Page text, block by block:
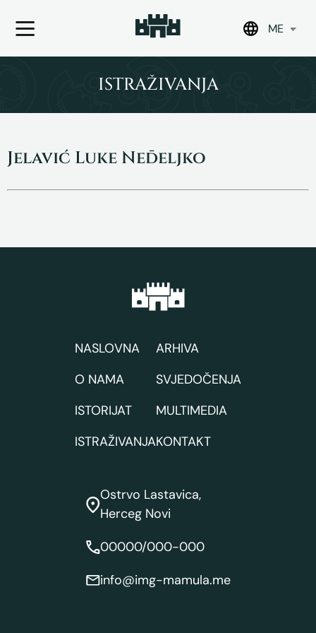
ME
ISTRAŽIVANJA
Jelavić Luke Neđeljko
NASLOVNA
O NAMA
ISTORIJAT
ISTRAŽIVANJA
ARHIVA
SVJEDOČENJA
MULTIMEDIA
KONTAKT
Ostrvo Lastavica,
Herceg Novi
00000/000-000
info@img-mamula.me